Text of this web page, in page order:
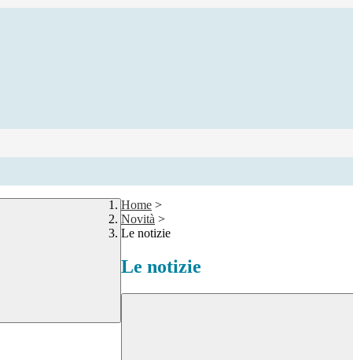
Home >
Novità >
Le notizie
Le notizie